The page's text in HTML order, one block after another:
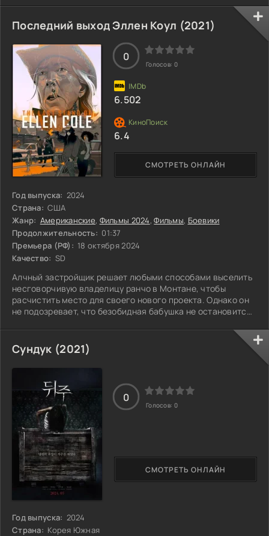
Последний выход Эллен Коул (2021)
Год выпуска: 2024
Страна: США
Жанр: Американские, Фильмы 2024,Фильмы, Боевики
Продолжительность: 01:37
Премьера (РФ): 18 октября 2024
Качество: SD
Алчный застройщик решает любыми способами выселить
несговорчивую владелицу ранчо в Монтане, чтобы
расчистить место для своего нового проекта. Однако он
не подозревает, что безобидная бабушка не остановится
СМОТРЕТЬ ОНЛАЙН
0
Голосов: 0
6.502
6.4
Сундук (2021)
Год выпуска: 2024
Страна: Корея Южная
СМОТРЕТЬ ОНЛАЙН
0
Голосов: 0